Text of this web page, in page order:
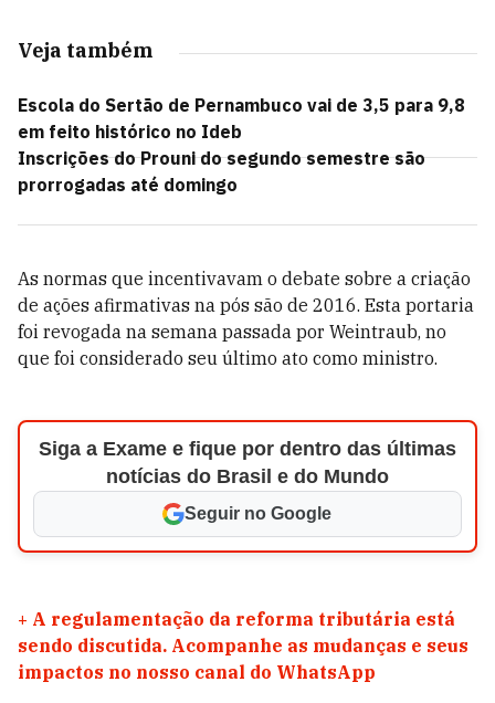
Veja também
Escola do Sertão de Pernambuco vai de 3,5 para 9,8
em feito histórico no Ideb
Inscrições do Prouni do segundo semestre são
prorrogadas até domingo
As normas que incentivavam o debate sobre a criação
de ações afirmativas na pós são de 2016. Esta portaria
foi revogada na semana passada por Weintraub, no
que foi considerado seu último ato como ministro.
Siga a Exame e fique por dentro das últimas
notícias do Brasil e do Mundo
Seguir no Google
+ A regulamentação da reforma tributária está
sendo discutida. Acompanhe as mudanças e seus
impactos no nosso canal do WhatsApp